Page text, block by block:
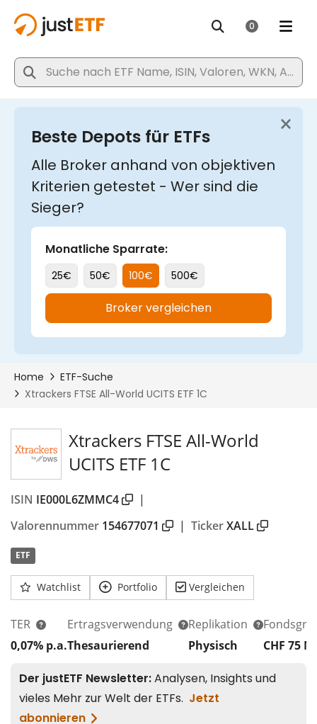
Xtrackers FTSE All-World
UCITS ETF 1C
ISIN IE000L6ZMMC4
|
Valorennummer 154677071 | TickerXALL
ETF
Watchlist Portfolio Vergleichen
TER
0,07% p.a.
Ertragsverwendung
Thesaurierend
Replikation
Physisch
CHF 75